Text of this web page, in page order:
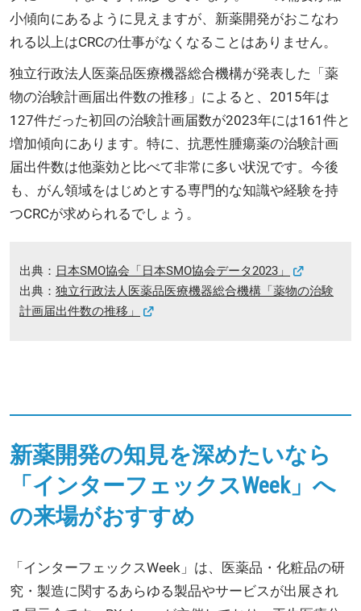
小傾向にあるように見えますが、新薬開発がおこなわ
れる以上はCRCの仕事がなくなることはありません。
独立行政法人医薬品医療機器総合機構が発表した「薬
物の治験計画届出件数の推移」によると、2015年は
127件だった初回の治験計画届数が2023年には161件と
増加傾向にあります。特に、抗悪性腫瘍薬の治験計画
届出件数は他薬効と比べて非常に多い状況です。今後
も、がん領域をはじめとする専門的な知識や経験を持
つCRCが求められるでしょう。
出典： 日本SMO協会「日本SMO協会データ2023」
出典： 独立行政法人医薬品医療機器総合機構「薬物の治験
計画届出件数の推移」
新薬開発の知見を深めたいなら
「インターフェックスWeek」へ
の来場がおすすめ
「インターフェックスWeek」は、医薬品・化粧品の研
究・製造に関するあらゆる製品やサービスが出展され